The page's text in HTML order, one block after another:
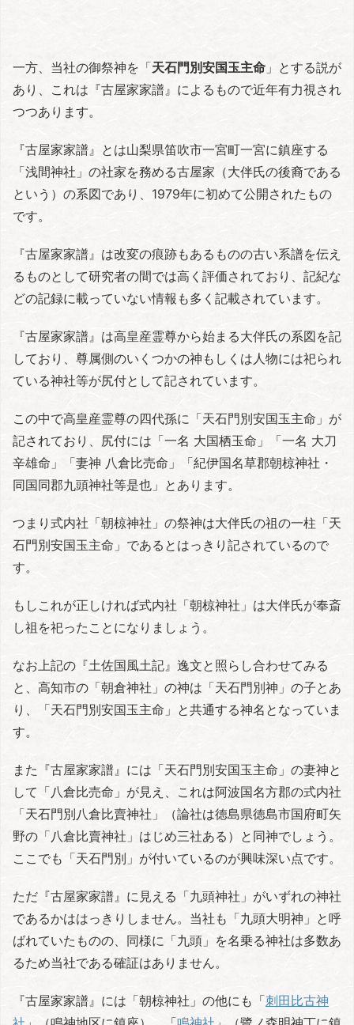
一方、当社の御祭神を「天石門別安国玉主命 」とする説が
あり、これは『古屋家家譜』によるもので近年有力視され
つつあります。
『古屋家家譜』とは山梨県笛吹市一宮町一宮に鎮座する
「浅間神社」の社家を務める古屋家（大伴氏の後裔である
という）の系図であり、1979年に初めて公開されたもの
です。
『古屋家家譜』は改変の痕跡もあるものの古い系譜を伝え
るものとして研究者の間では高く評価されており、記紀な
どの記録に載っていない情報も多く記載されています。
『古屋家家譜』は高皇産霊尊から始まる大伴氏の系図を記
しており、尊属側のいくつかの神もしくは人物には祀られ
ている神社等が尻付として記されています。
この中で高皇産霊尊の四代孫に「天石門別安国玉主命」が
記されており、尻付には「一名 大国栖玉命」「一名 大刀
辛雄命」「妻神 八倉比売命」「紀伊国名草郡朝椋神社・
同国同郡九頭神社等是也」とあります。
つまり式内社「朝椋神社」の祭神は大伴氏の祖の一柱「天
石門別安国玉主命」であるとはっきり記されているので
す。
もしこれが正しければ式内社「朝椋神社」は大伴氏が奉斎
し祖を祀ったことになりましょう。
なお上記の『土佐国風土記』逸文と照らし合わせてみる
と、高知市の「朝倉神社」の神は「天石門別神」の子とあ
り、「天石門別安国玉主命」と共通する神名となっていま
す。
また『古屋家家譜』には「天石門別安国玉主命」の妻神と
して「八倉比売命」が見え、これは阿波国名方郡の式内社
「天石門別八倉比賣神社」（論社は徳島県徳島市国府町矢
野の「八倉比賣神社」はじめ三社ある）と同神でしょう。
ここでも「天石門別」が付いているのが興味深い点です。
ただ『古屋家家譜』に見える「九頭神社」がいずれの神社
であるかははっきりしません。当社も「九頭大明神」と呼
ばれていたものの、同様に「九頭」を名乗る神社は多数あ
るため当社である確証はありません。
『古屋家家譜』には「朝椋神社」の他にも「刺田比古神